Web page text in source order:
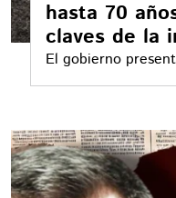
hasta 70
claves de la
El gobierno
de prevención,
prisión a los